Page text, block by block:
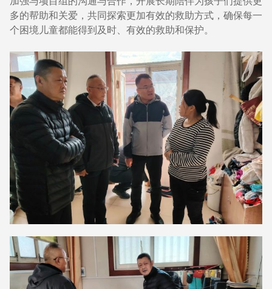
多的帮助和关爱，共同探索更加有效的救助方式，确保每一
个困境儿童都能得到及时、有效的救助和保护。